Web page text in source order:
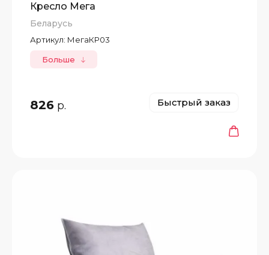
Кресло Мега
Беларусь
Артикул: МегаКР03
Больше
826 р. Быстрый заказ